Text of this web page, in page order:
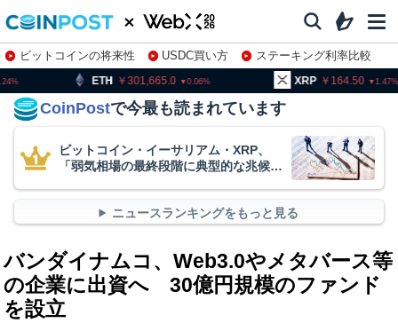
ビットコインの将来性 USDC買い方
ステーキング利率比較
株特集・関連銘柄
301,665.0 0.06 XRP 164.50 BNB
CoinPostで今最も読まれています
ビットコイン・イーサリアム・XRP、
「弱気相場の最終段階に典型的な兆候」
ニュースランキングをもっと見る
バンダイナムコ、Web3.0やメタバース等
の企業に出資へ 30億円規模のファンド
を設立